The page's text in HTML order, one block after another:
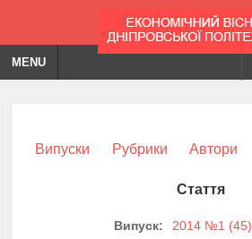
MENU
Випуски Рубрики Автори
Стаття
Випуск:
2014 №1 (45)